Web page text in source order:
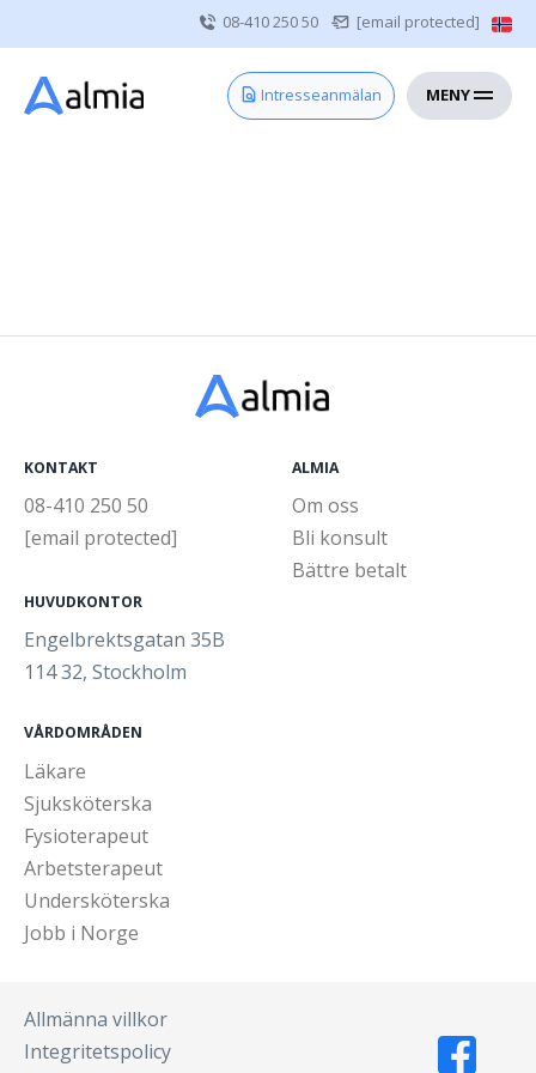
08-410 250 50 [email protected]
Intresseanmälan MENY
Hem
Läkare
Övrig vårdpersonal
KONTAKT
08-410 250 50
[email protected]
HUVUDKONTOR
Engelbrektsgatan 35B
114 32, Stockholm
ALMIA
Om oss
Bli konsult
Bättre betalt
VÅRDOMRÅDEN
Läkare
Sjuksköterska
Fysioterapeut
Arbetsterapeut
Undersköterska
Jobb i Norge
Allmänna villkor
Integritetspolicy